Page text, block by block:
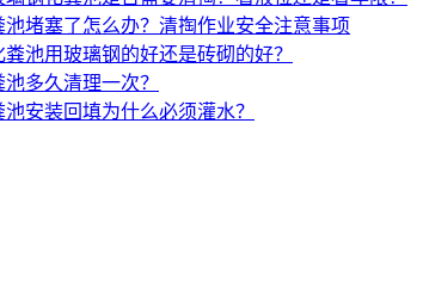
池堵塞了怎么办？清掏作业安全注意事项
池用玻璃钢的好还是砖砌的好？
多久清理一次？
安装回填为什么必须灌水？